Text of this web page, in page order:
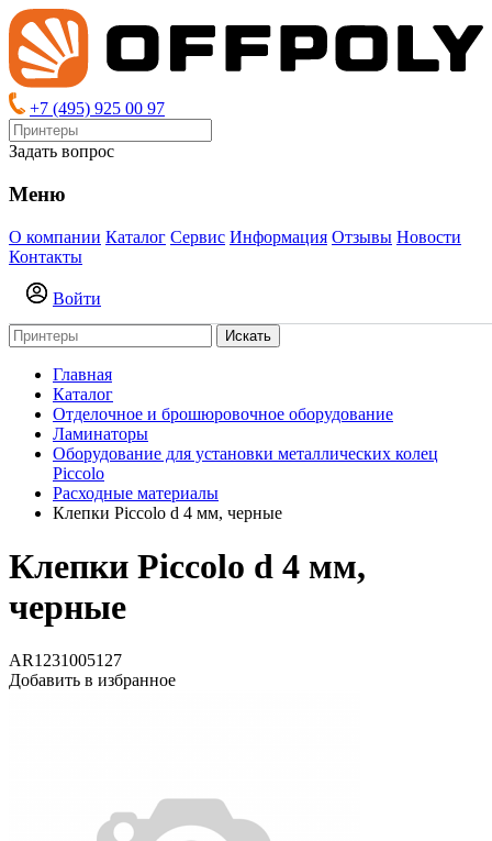
+7 (495) 925 00 97
Задать вопрос
Меню
О компании Каталог Сервис Информация Отзывы Новости
Контакты
Войти
Искать
Главная
Каталог
Отделочное и брошюровочное оборудование
Ламинаторы
Оборудование для установки металлических колец
Piccolo
Расходные материалы
Клепки Piccolo d 4 мм, черные
Клепки Piccolo d 4 мм,
черные
AR1231005127
Добавить в избранное